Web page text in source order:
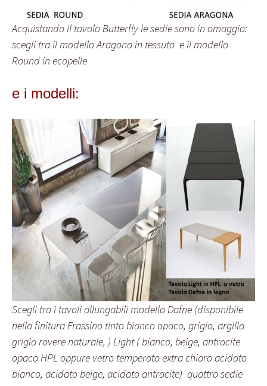
Acquistando il tavolo Butterfly le sedie sono in omaggio:
scegli tra il modello Aragona in tessuto e il modello
Round in ecopelle
e i modelli:
Scegli tra i tavoli allungabili modello Dafne (disponibile
nella finitura Frassino tinto bianco opaco, grigio, argilla
grigia rovere naturale, ) Light ( bianco, beige, antracite
opaco HPL oppure vetro temperato extra chiaro acidato
bianco, acidato beige, acidato antracite) quattro sedie